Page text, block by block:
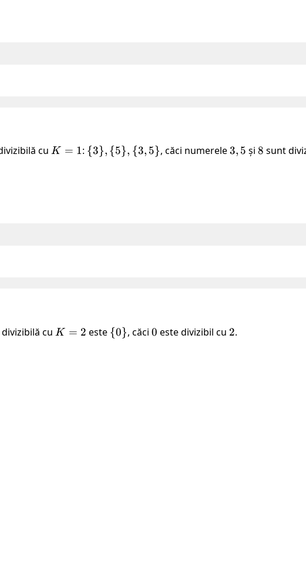
cu K
K = 1: \
{3}, {5}, {3, 5}, căci numerele3,
3, 5 și 8
8 sunt
cu K
K = 2 este \
{0}, căci0
0 este divizibil cu 2
2.